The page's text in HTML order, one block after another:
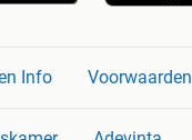
Info Voorwaarden